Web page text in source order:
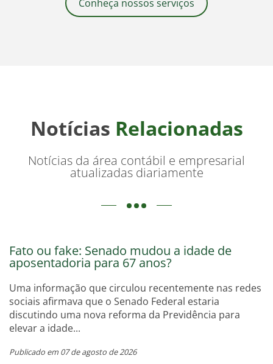
Conheça nossos serviços
Notícias Relacionadas
Notícias da área contábil e empresarial
atualizadas diariamente
Fato ou fake: Senado mudou a idade de
aposentadoria para 67 anos?
Uma informação que circulou recentemente nas redes
sociais afirmava que o Senado Federal estaria
discutindo uma nova reforma da Previdência para
elevar a idade...
Publicado em 07 de agosto de 2026